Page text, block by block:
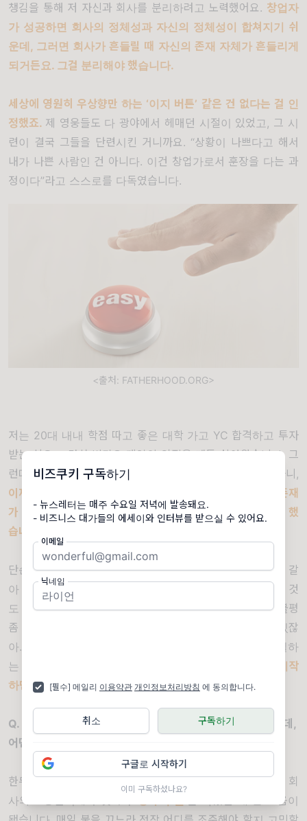
비즈쿠키 구독하기
- 뉴스레터는 매주 수요일 저녁에 발송돼요.
- 비즈니스 대가들의 에세이와 인터뷰를 받으실 수 있어요.
이메일
닉네임
[필수] 메일리 이용약관 개인정보처리방침 에 동의합니다.
구독하기
취소
구글로 시작하기
이미 구독하셨나요?
챙김을 통해 저 자신과 회사를 분리하려고 노력했어요. 창업자
가 성공하면 회사의 정체성과 자신의 정체성이 합쳐지기 쉬
운데 , 그러면 회사가 흔들릴 때 자신의 존재 자체가 흔들리게
되거든요. 그걸 분리해야 했습니다.
세상에 영원히 우상향만 하는 ‘이지 버튼’ 같은 건 없다는 걸 인
정했죠. 제 영웅들도 다 광야에서 헤매던 시절이 있었고 , 그 시
련이 결국 그들을 단련시킨 거니까요. “상황이 나쁘다고 해서
내가 나쁜 사람인 건 아니다. 이건 창업가로서 훈장을 다는 과
정이다”라고 스스로를 다독였습니다.
<출처: FATHERHOOD.ORG>
저는 20대 내내 학점 따고 좋은 대학 가고 YC 합격하고 투자
받는 식으로 마치 비디오 게임의 업적을 깨듯 살아왔습니다. 그
런데 기업가치 100억 달러 같은 최종 보스까지 다 깨고 나니 ,
이제 드롭박스가 무엇이 되어야 할지
내가 세상에서 어떤 존재
가 되고 싶은지 알 수가 없더라고요.목적의식을 다시 찾아야 했
습니다
단순히 숫자를 키우는 건 더 이상 의미가 없었어요.영혼을 갈
아 넣은 제품이 경쟁사에 짓밟히고 직원들을 고생시키는 것
도 지긋지긋했고요.결국 저는 저 자신에게 말했습니다. “
불평
좀 그만해
네가 원했던 가파른 학습 곡선이 바로 여기 있잖
아.
수백만 명을 위해 무언가를 만들고 멋진 동료들과 일하
는 건 축복이야
일에 대해 피해 의식을 갖거나 원망하기 시작
하면 그 독성이 모든 것을 망치게 되니까요 .
Q. 그렇게 스스로의 약점을 인정하기가 정말 쉽지 않았을 텐데 ,
어떤 게 가장 큰 도움이 되었나요
한두 번의 깨달음으로 모든 게 해결된 건 아니었지만,가끔 회
사의 소용돌이에서 벗어나
을 가졌던 게 큰 도움이